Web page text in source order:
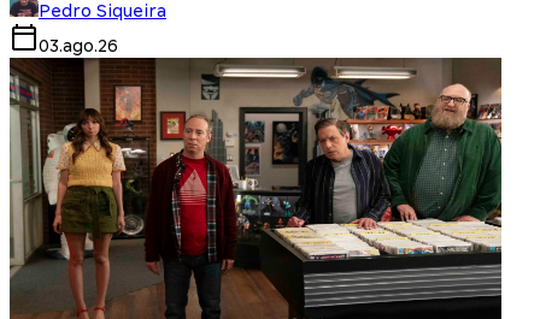
Pedro Siqueira
03.ago.26